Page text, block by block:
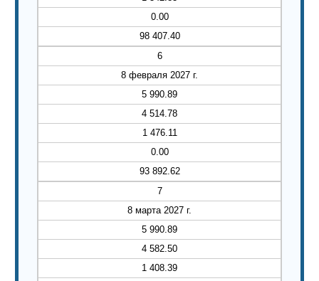
0.00
98 407.40
6
8 февраля 2027 г.
5 990.89
4 514.78
1 476.11
0.00
93 892.62
7
8 марта 2027 г.
5 990.89
4 582.50
1 408.39